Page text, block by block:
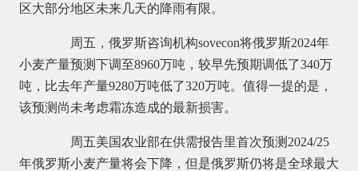
区大部分地区未来几天的降雨有限。
周五，俄罗斯咨询机构sovecon将俄罗斯2024年
小麦产量预测下调至8960万吨，较早先预期调低了340万
吨，比去年产量9280万吨低了320万吨。值得一提的是，
该预测尚未考虑霜冻造成的最新损害。
周五美国农业部在供需报告里首次预测2024/25
年俄罗斯小麦产量将会下降，但是俄罗斯仍将是全球最大